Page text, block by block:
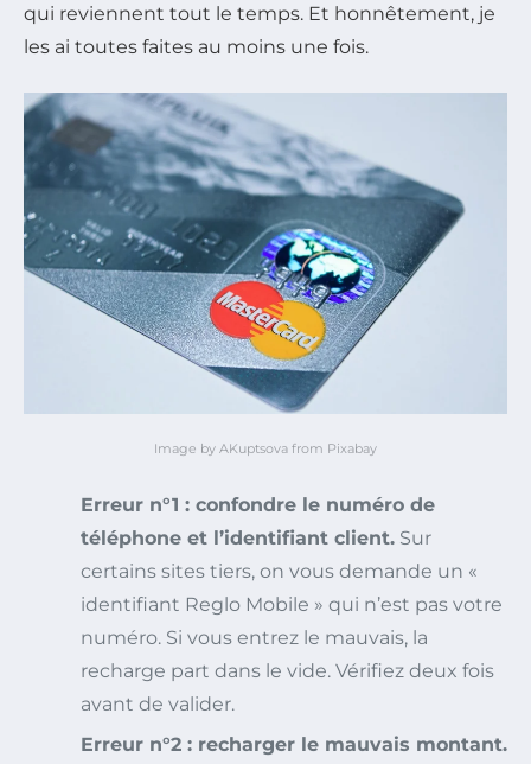
qui reviennent tout le temps. Et honnêtement, je
les ai toutes faites au moins une fois.
Image by AKuptsova from Pixabay
Erreur n°1 : confondre le numéro de
téléphone et l’identifiant client. Sur
certains sites tiers, on vous demande un «
identifiant Reglo Mobile » qui n’est pas votre
numéro. Si vous entrez le mauvais, la
recharge part dans le vide. Vérifiez deux fois
avant de valider.
Erreur n°2 : recharger le mauvais montant.